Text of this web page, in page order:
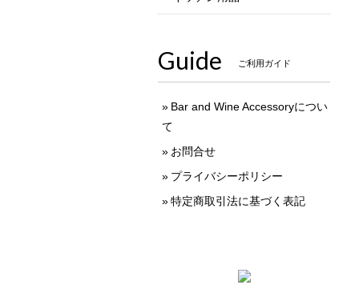
Guide ご利用ガイド
Bar and Wine Accessoryについ
て
お問合せ
プライバシーポリシー
特定商取引法に基づく表記